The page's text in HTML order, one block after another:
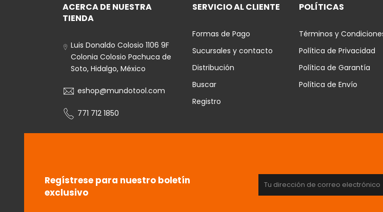
ACERCA DE NUESTRA
TIENDA
Luis Donaldo Colosio 1106 9F
Colonia Colosio Pachuca de
Soto, Hidalgo, México
eshop@mundotool.com
771 712 1850
SERVICIO AL CLIENTE
Formas de Pago
Sucursales y contacto
Distribución
Buscar
Registro
POLÍTICAS
Términos y
Política de Privacidad
Política de Garantía
Política de Envío
Regístrese para nuestro boletín
exclusivo